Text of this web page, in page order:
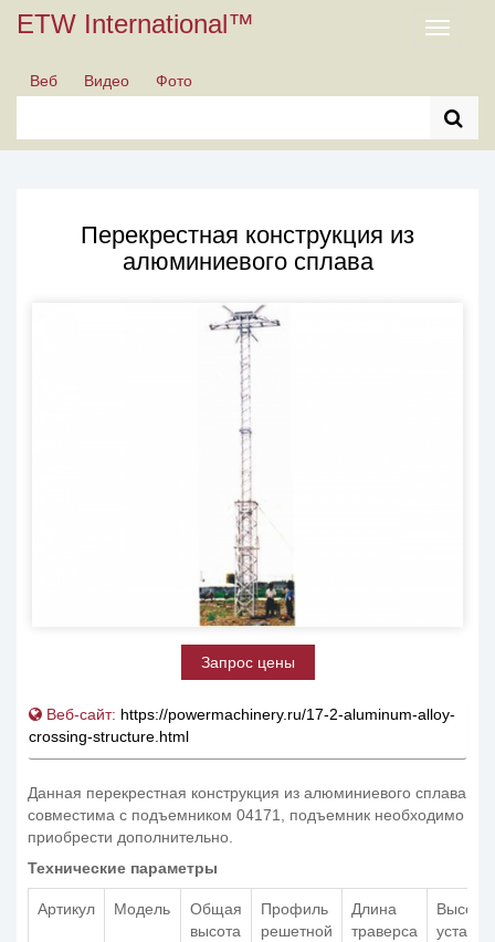
ETW International™
Toggle
Веб
Видео Фото
Перекрестная конструкция из
алюминиевого сплава
Запрос цены
Веб-сайт: https://powermachinery.ru/17-2-aluminum-alloy-
crossing-structure.html
Данная перекрестная конструкция из алюминиевого сплава
совместима с подъемником 04171, подъемник необходимо
приобрести дополнительно.
Технические параметры
Артикул Модель
Общая
высота
Профиль
решетной
Длина
траверса
Высота